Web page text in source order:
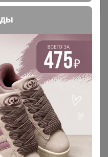
1-7из